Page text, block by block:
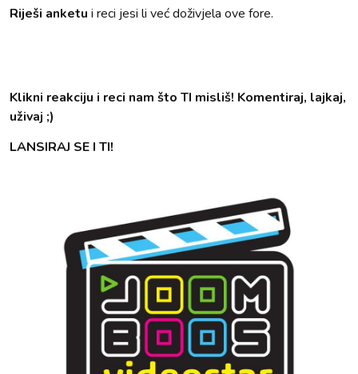
Riješi anketu i reci jesi li već doživjela ove fore.
Klikni reakciju i reci nam što TI misliš! Komentiraj, lajkaj,
uživaj ;)
LANSIRAJ SE I TI!